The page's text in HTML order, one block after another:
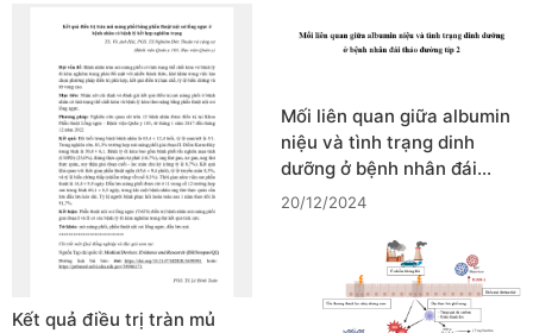
Kết quả điều trị tràn mủ
Mối liên quan giữa albumin
niệu và tình trạng dinh
dưỡng ở bệnh nhân đái…
20/12/2024